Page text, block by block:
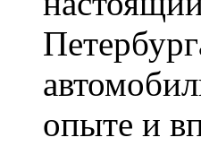
опыте и